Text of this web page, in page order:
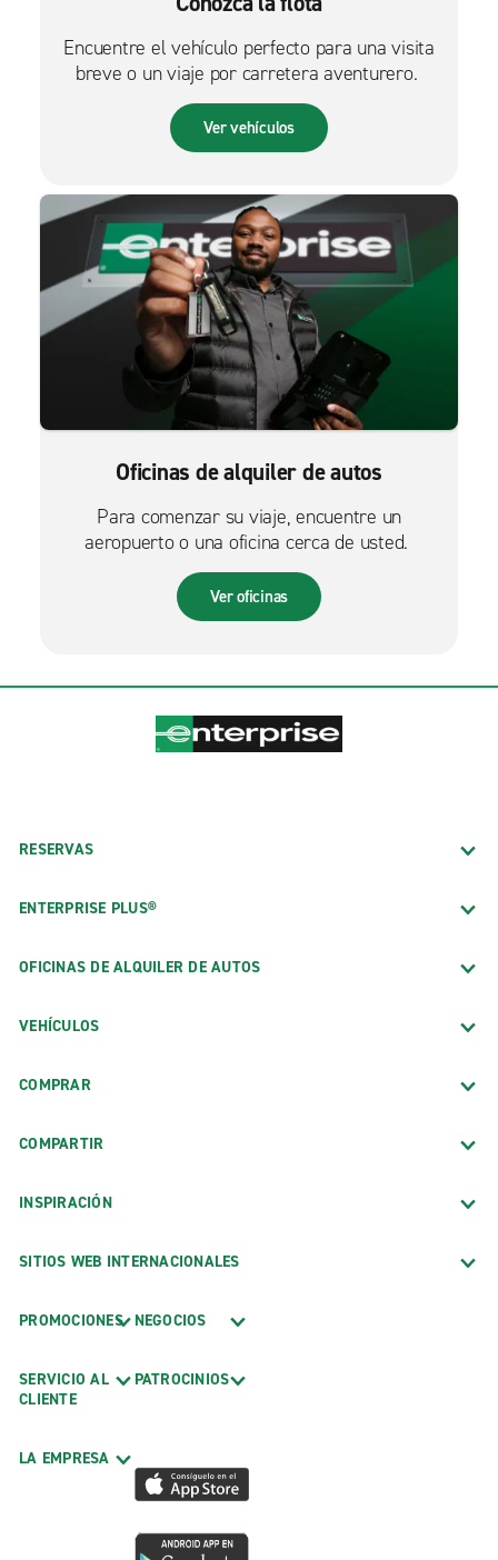
Encuentre el vehículo perfecto para una visita
breve o un viaje por carretera aventurero.
Ver vehículos
Oficinas de alquiler de autos
Para comenzar su viaje, encuentre un
aeropuerto o una oficina cerca de usted.
Ver oficinas
RESERVAS
ENTERPRISE PLUS®
OFICINAS DE ALQUILER DE AUTOS
VEHÍCULOS
COMPRAR
COMPARTIR
INSPIRACIÓN
SITIOS WEB INTERNACIONALES
PROMOCIONES
SERVICIO AL
CLIENTE
LA EMPRESA
NEGOCIOS
PATROCINIOS